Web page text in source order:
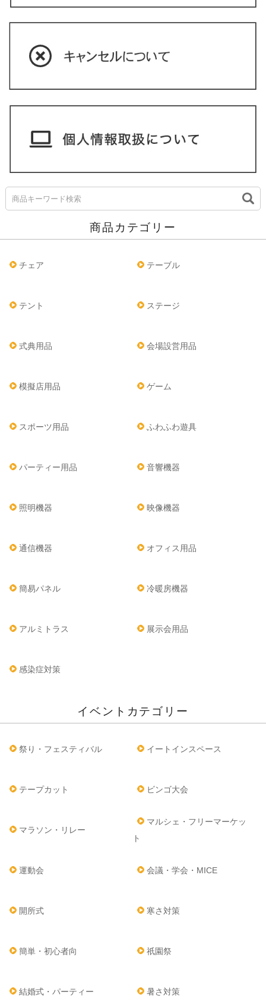
商品カテゴリー
チェア テーブル
テント ステージ
式典用品 会場設営用品
模擬店用品 ゲーム
スポーツ用品 ふわふわ遊具
パーティー用品 音響機器
照明機器 映像機器
通信機器 オフィス用品
簡易パネル 冷暖房機器
アルミトラス 展示会用品
感染症対策
イベントカテゴリー
祭り・フェスティバル イートインスペース
テープカット ビンゴ大会
マラソン・リレー
マルシェ・フリーマーケッ
ト
運動会 会議・学会・MICE
開所式 寒さ対策
簡単・初心者向 祇園祭
結婚式・パーティー 暑さ対策